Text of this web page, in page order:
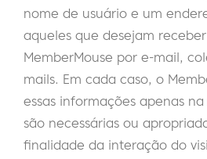
nome de usuário e um
aqueles que desejam
MemberMouse por e-mail,
mails. Em cada caso, o
essas informações apenas
são necessárias ou
finalidade da interação do